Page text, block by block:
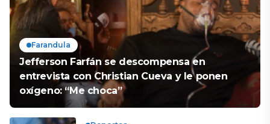
Farandula
Jefferson Farfán se descompensa en
entrevista con Christian Cueva y le ponen
oxígeno: “Me choca”